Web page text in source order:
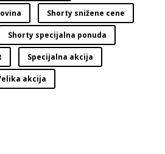
Shorty snižene cene
Shorty specijalna ponuda
Specijalna akcija
akcija